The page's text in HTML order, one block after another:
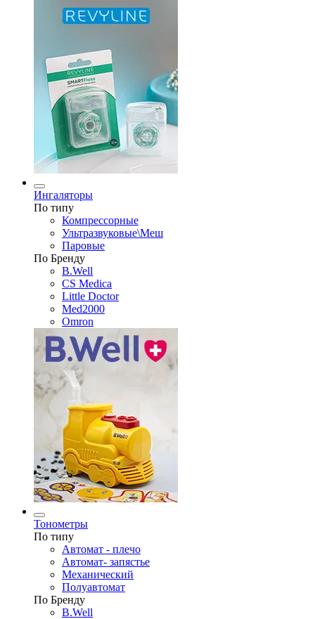
Ингаляторы
По типу
Компрессорные
Ультразвуковые\Меш
Паровые
По Бренду
B.Well
CS Medica
Little Doctor
Med2000
Omron
Тонометры
По типу
Автомат - плечо
Автомат- запястье
Механический
Полуавтомат
По Бренду
B.Well